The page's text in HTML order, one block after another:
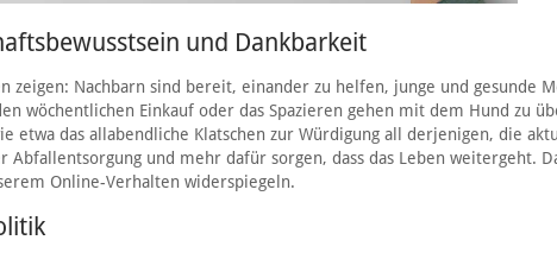
und Dankbarkeit
Nachbarn sind bereit, einander zu helfen, junge und gesunde
wöchentlichen Einkauf oder das Spazieren gehen mit dem Hund zu
etwa das allabendliche Klatschen zur Würdigung all derjenigen, die
Abfallentsorgung und mehr dafür sorgen, dass das Leben weitergeht.
Online-Verhalten widerspiegeln.